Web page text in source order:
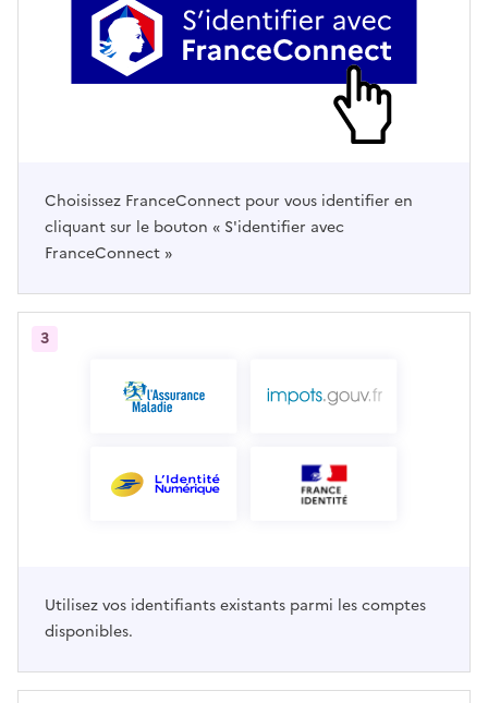
Choisissez FranceConnect pour vous identifier en
cliquant sur le bouton « S'identifier avec
FranceConnect »
Utilisez vos identifiants existants parmi les comptes
disponibles.
3